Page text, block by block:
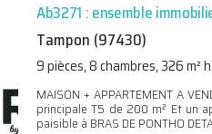
Ab3271 : ensemble
Tampon (97430)
9 pièces, 8 chambres, 326 m²
MAISON + APPARTEMENT A
principale T5 de 200 m² Et un
paisible à BRAS DE PONTHO